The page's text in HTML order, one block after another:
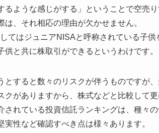
るような感じがする」ということで空売
は、それ相応の理由が欠かせません。
てはジュニアNISAと呼称されている子
供と共に株取引ができるというわけです。
とすると数々のリスクが伴うものですが
クがありますから、株式などと比較して
されている投資信託ランキングは、種々
実性など確認すべき点は様々あります。